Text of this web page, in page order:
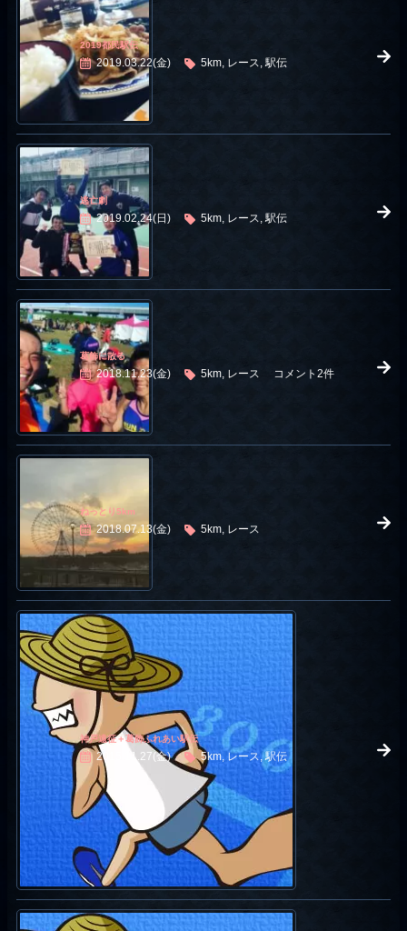
2019都民駅伝
2019.03.22(金) 5km, レース, 駅伝
逃亡劇
2019.02.24(日) 5km, レース, 駅伝
葛飾に散る
2018.11.23(金) 5km, レース コメント2件
ねっとり5km
2018.07.13(金) 5km, レース
神戸遠征＋葛飾ふれあい駅伝
2015.11.27(金) 5km, レース, 駅伝